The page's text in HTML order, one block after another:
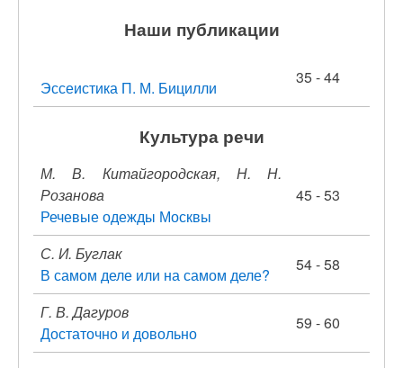
Наши публикации
Эссеистика П. М. Бицилли
35 - 44
Культура речи
М. В. Китайгородская, Н. Н.
Розанова
Речевые одежды Москвы
45 - 53
С. И. Буглак
В самом деле или на самом деле?
54 - 58
Г. В. Дагуров
Достаточно и довольно
59 - 60